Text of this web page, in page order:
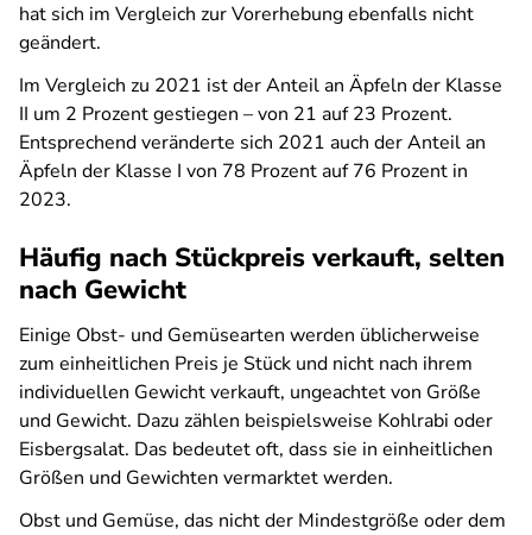
hat sich im Vergleich zur Vorerhebung ebenfalls nicht
geändert.
Im Vergleich zu 2021 ist der Anteil an Äpfeln der Klasse
II um 2 Prozent gestiegen – von 21 auf 23 Prozent.
Entsprechend veränderte sich 2021 auch der Anteil an
Äpfeln der Klasse I von 78 Prozent auf 76 Prozent in
2023.
Häufig nach Stückpreis verkauft, selten
nach Gewicht
Einige Obst- und Gemüsearten werden üblicherweise
zum einheitlichen Preis je Stück und nicht nach ihrem
individuellen Gewicht verkauft, ungeachtet von Größe
und Gewicht. Dazu zählen beispielsweise Kohlrabi oder
Eisbergsalat. Das bedeutet oft, dass sie in einheitlichen
Größen und Gewichten vermarktet werden.
Obst und Gemüse, das nicht der Mindestgröße oder dem